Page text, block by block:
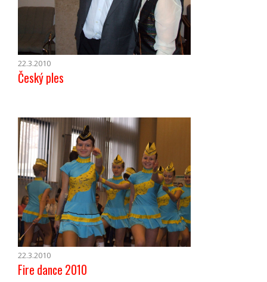
22.3.2010
Český ples
22.3.2010
Fire dance 2010